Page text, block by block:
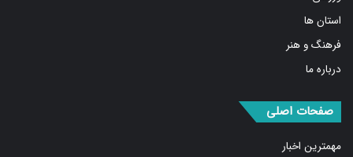
صفحات اصلی
مهمترین اخبار
پربیننده‌ترین اخبار
مشروح اخبار
یادداشت